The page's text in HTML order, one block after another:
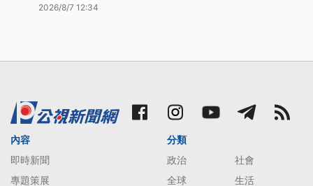
2026/8/7 12:34
內容
即時新聞
專題策展
分類
政治
社會
全球
生活